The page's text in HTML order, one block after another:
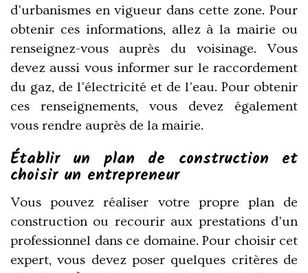
d'urbanismes en vigueur dans cette zone. Pour
obtenir ces informations, allez à la mairie ou
renseignez-vous auprès du voisinage. Vous
devez aussi vous informer sur le raccordement
du gaz, de l'électricité et de l'eau. Pour obtenir
ces renseignements, vous devez également
vous rendre auprès de la mairie.
Établir un plan de construction et
choisir un entrepreneur
Vous pouvez réaliser votre propre plan de
construction ou recourir aux prestations d'un
professionnel dans ce domaine. Pour choisir cet
expert, vous devez poser quelques critères de